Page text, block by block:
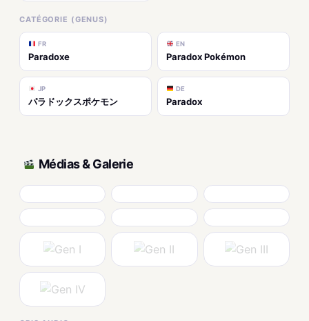
CATÉGORIE (GENUS)
FR
Paradoxe
EN
Paradox Pokémon
JP
パラドックスポケモン
DE
Paradox
Médias & Galerie